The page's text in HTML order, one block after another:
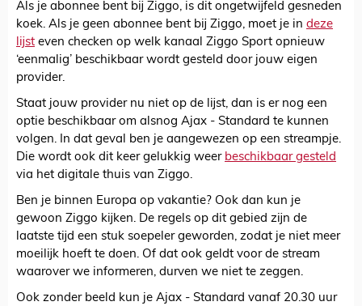
Als je abonnee bent bij Ziggo, is dit ongetwijfeld gesneden
koek. Als je geen abonnee bent bij Ziggo, moet je in deze
lijst even checken op welk kanaal Ziggo Sport opnieuw
‘eenmalig’ beschikbaar wordt gesteld door jouw eigen
provider.
Staat jouw provider nu niet op de lijst, dan is er nog een
optie beschikbaar om alsnog Ajax - Standard te kunnen
volgen. In dat geval ben je aangewezen op een streampje.
Die wordt ook dit keer gelukkig weer beschikbaar gesteld
via het digitale thuis van Ziggo.
Ben je binnen Europa op vakantie? Ook dan kun je
gewoon Ziggo kijken. De regels op dit gebied zijn de
laatste tijd een stuk soepeler geworden, zodat je niet meer
moeilijk hoeft te doen. Of dat ook geldt voor de stream
waarover we informeren, durven we niet te zeggen.
Ook zonder beeld kun je Ajax - Standard vanaf 20.30 uur